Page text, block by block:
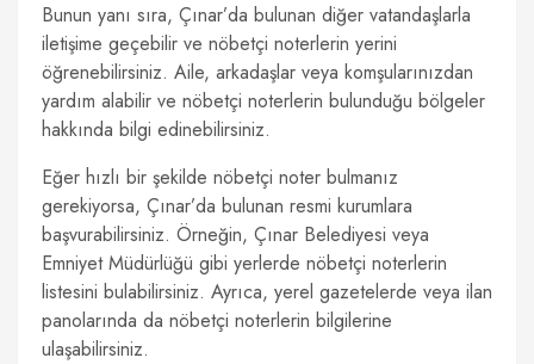
Bunun yanı sıra, Çınar’da bulunan diğer vatandaşlarla
iletişime geçebilir ve nöbetçi noterlerin yerini
öğrenebilirsiniz. Aile, arkadaşlar veya komşularınızdan
yardım alabilir ve nöbetçi noterlerin bulunduğu bölgeler
hakkında bilgi edinebilirsiniz.
Eğer hızlı bir şekilde nöbetçi noter bulmanız
gerekiyorsa, Çınar’da bulunan resmi kurumlara
başvurabilirsiniz. Örneğin, Çınar Belediyesi veya
Emniyet Müdürlüğü gibi yerlerde nöbetçi noterlerin
listesini bulabilirsiniz. Ayrıca, yerel gazetelerde veya ilan
panolarında da nöbetçi noterlerin bilgilerine
ulaşabilirsiniz.